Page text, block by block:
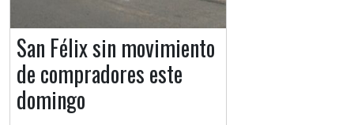
San Félix sin movimiento
de compradores este
domingo